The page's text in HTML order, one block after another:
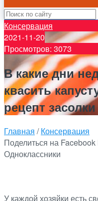
Консервация
2021-11-20
Просмотров: 3073
В какие дни
квасить
рецепт
Главная /Консервация
Поделиться на Facebook
Одноклассники
У каждой хозяйки есть